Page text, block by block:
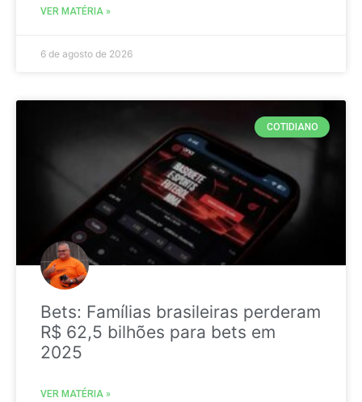
VER MATÉRIA »
6 de agosto de 2026
COTIDIANO
Bets: Famílias brasileiras perderam
R$ 62,5 bilhões para bets em
2025
VER MATÉRIA »